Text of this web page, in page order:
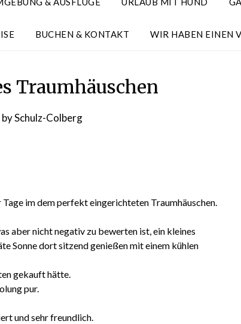
BUCHEN & KONTAKT WIR HABEN EINEN
Traumhäuschen
bySchulz-Colberg
im dem perfekt eingerichteten Traumhäuschen.
aber nicht negativ zu bewerten ist, ein kleines
Sonne dort sitzend genießen mit einem kühlen
gekauft hätte.
pur.
und sehr freundlich.